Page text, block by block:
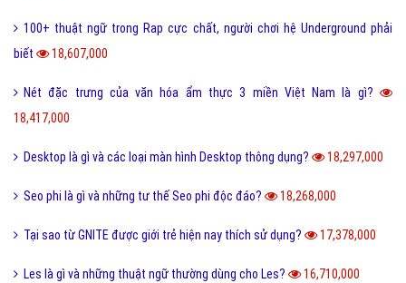
100+ thuật ngữ trong Rap cực chất, người chơi hệ Underground phải
biết
18,607,000
Nét đặc trưng của văn hóa ẩm thực 3 miền Việt Nam là gì?
18,417,000
Desktop là gì và các loại màn hình Desktop thông dụng? 18,297,000
Seo phi là gì và những tư thế Seo phi độc đáo? 18,268,000
Tại sao từ GNITE được giới trẻ hiện nay thích sử dụng? 17,378,000
Les là gì và những thuật ngữ thường dùng cho Les? 16,710,000